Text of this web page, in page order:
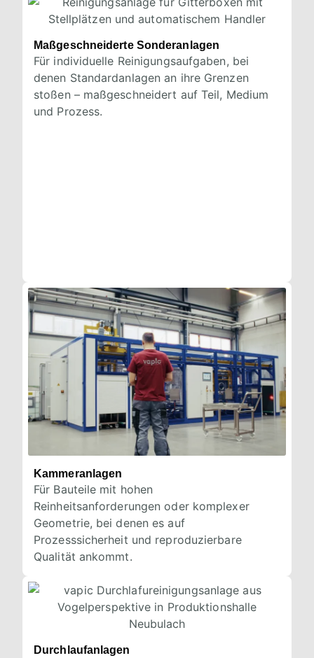
Maßgeschneiderte Sonderanlagen
Für individuelle Reinigungsaufgaben, bei
denen Standardanlagen an ihre Grenzen
stoßen – maßgeschneidert auf Teil, Medium
und Prozess.
Kammeranlagen
Für Bauteile mit hohen
Reinheitsanforderungen oder komplexer
Geometrie, bei denen es auf
Prozesssicherheit und reproduzierbare
Qualität ankommt.
Durchlaufanlagen